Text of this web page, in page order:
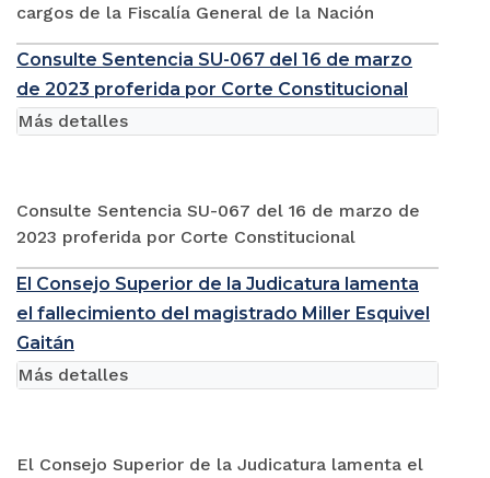
cargos de la Fiscalía General de la Nación
Consulte Sentencia SU-067 del 16 de marzo
de 2023 proferida por Corte Constitucional
Consulte Sentencia SU-067 del 16 de marzo de
2023 proferida por Corte Constitucional
Más detalles
El Consejo Superior de la Judicatura lamenta
el fallecimiento del magistrado Miller Esquivel
Gaitán
El Consejo Superior de la Judicatura lamenta el
Más detalles